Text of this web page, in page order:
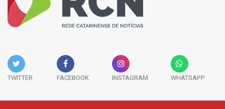
TWITTER FACEBOOK INSTAGRAM WHATSAPP